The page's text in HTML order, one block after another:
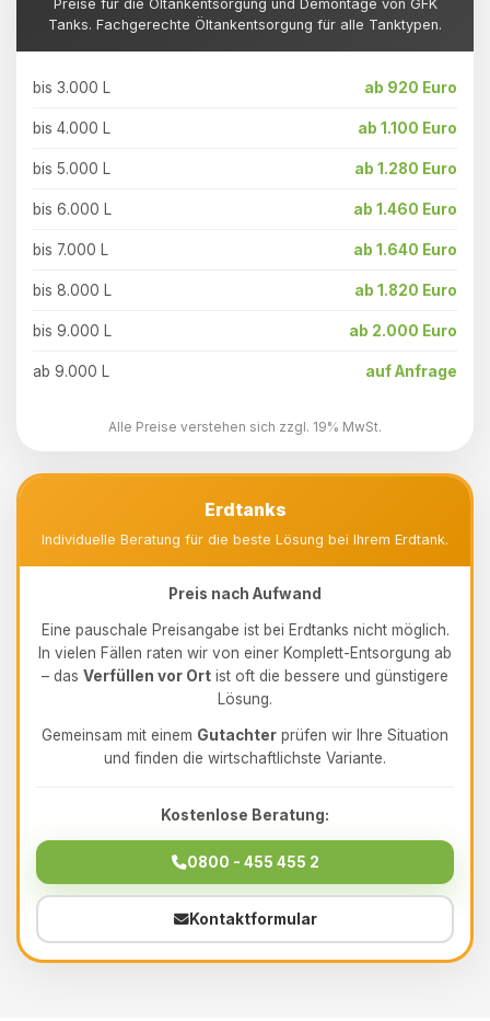
Preise für die Öltankentsorgung und Demontage von GFK
Tanks. Fachgerechte Öltankentsorgung für alle Tanktypen.
bis 3.000 L ab 920 Euro
bis 4.000 L ab 1.100 Euro
bis 5.000 L ab 1.280 Euro
bis 6.000 L ab 1.460 Euro
bis 7.000 L ab 1.640 Euro
bis 8.000 L ab 1.820 Euro
bis 9.000 L ab 2.000 Euro
ab 9.000 L auf Anfrage
Alle Preise verstehen sich zzgl. 19% MwSt.
Erdtanks
Individuelle Beratung für die beste Lösung bei Ihrem Erdtank.
Preis nach Aufwand
Eine pauschale Preisangabe ist bei Erdtanks nicht möglich.
In vielen Fällen raten wir von einer Komplett-Entsorgung ab
– das Verfüllen vor Ort ist oft die bessere und günstigere
Lösung.
Gemeinsam mit einem Gutachter prüfen wir Ihre Situation
und finden die wirtschaftlichste Variante.
Kostenlose Beratung:
0800 - 455 455 2
Kontaktformular